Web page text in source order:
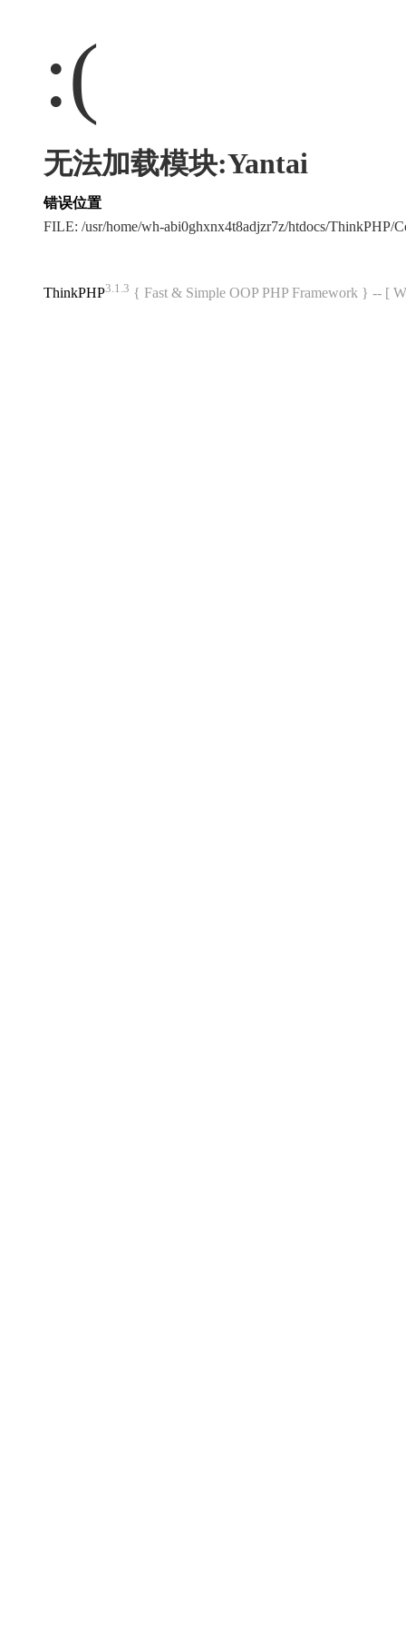
:(
无法加载模块:Yantai
错误位置
FILE: /usr/home/wh-abi0ghxnx4t8adjzr7z/htdocs/
ThinkPHP3.1.3 { Fast & Simple OOP PHP Framework } -- [